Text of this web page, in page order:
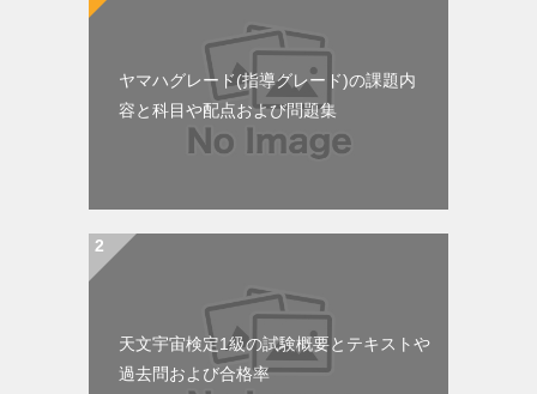
ヤマハグレード(指導グレード)の課題内
容と科目や配点および問題集
天文宇宙検定1級の試験概要とテキストや
過去問および合格率